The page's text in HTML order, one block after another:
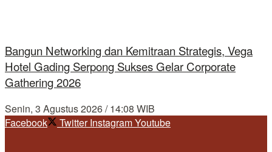
Bangun Networking dan Kemitraan Strategis, Vega
Hotel Gading Serpong Sukses Gelar Corporate
Gathering 2026
Senin, 3 Agustus 2026 / 14:08 WIB
Facebook
Twitter InstagramYoutube